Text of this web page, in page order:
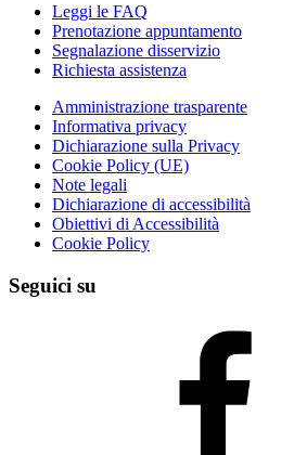
Leggi le FAQ
Prenotazione appuntamento
Segnalazione disservizio
Richiesta assistenza
Amministrazione trasparente
Informativa privacy
Dichiarazione sulla Privacy
Cookie Policy (UE)
Note legali
Dichiarazione di accessibilità
Obiettivi di Accessibilità
Cookie Policy
Seguici su